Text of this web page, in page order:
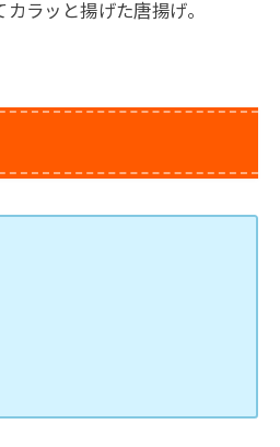
ラッと揚げた唐揚げ。